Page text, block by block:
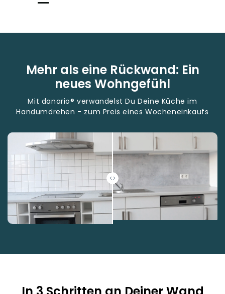
Mehr als eine Rückwand: Ein
neues Wohngefühl
Mit danario® verwandelst Du Deine Küche im
Handumdrehen - zum Preis eines Wocheneinkaufs